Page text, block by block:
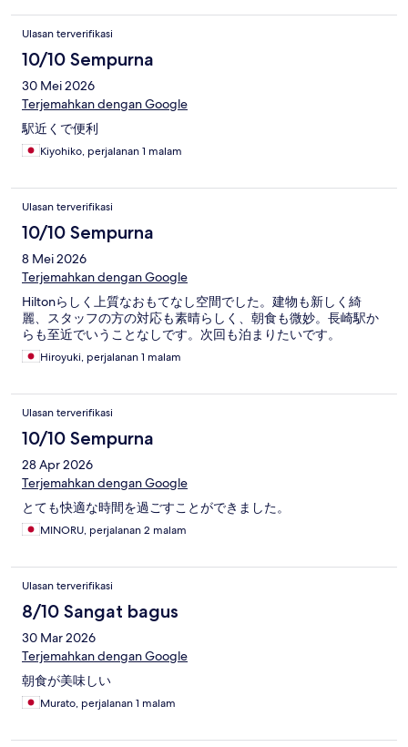
Ulasan terverifikasi
10/10 Sempurna
30 Mei 2026
Terjemahkan dengan Google
駅近くで便利
Kiyohiko, perjalanan 1 malam
Ulasan terverifikasi
10/10 Sempurna
8 Mei 2026
Terjemahkan dengan Google
Hiltonらしく上質なおもてなし空間でした。建物も新しく綺
麗、スタッフの方の対応も素晴らしく、朝食も微妙。長崎駅か
らも至近でいうことなしです。次回も泊まりたいです。
Hiroyuki, perjalanan 1 malam
Ulasan terverifikasi
10/10 Sempurna
28 Apr 2026
Terjemahkan dengan Google
とても快適な時間を過ごすことができました。
MINORU, perjalanan 2 malam
Ulasan terverifikasi
8/10 Sangat bagus
30 Mar 2026
Terjemahkan dengan Google
朝食が美味しい
Murato, perjalanan 1 malam